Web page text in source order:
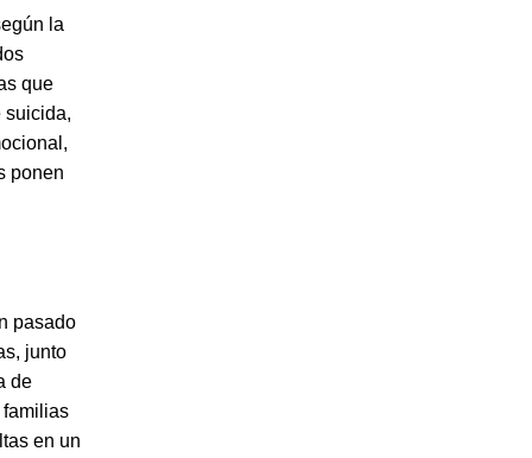
la
que
suicida,
ponen
pasado
junto
de
familias
en un